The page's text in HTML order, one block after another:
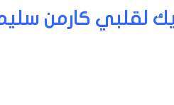
لقلبي كارمن